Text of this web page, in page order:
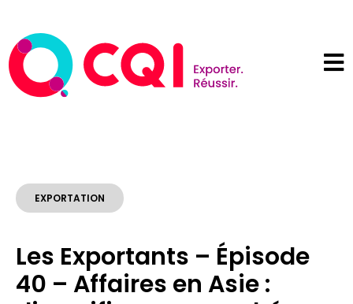
EXPORTATION
Les Exportants – Épisode
40 – Affaires en Asie :